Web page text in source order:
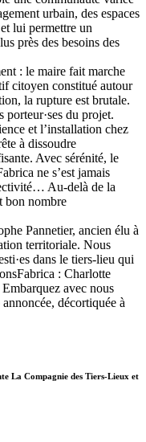
urbain, des espaces
lui permettre un
près des besoins des
: le maire fait marche
citoyen constitué autour
la rupture est brutale.
porteur·ses du projet.
et l’installation chez
à dissoudre
Avec sérénité, le
ne s’est jamais
Au-delà de la
bon nombre
Pannetier, ancien élu à
territoriale. Nous
dans le tiers-lieu qui
: Charlotte
avec nous
décortiquée à
La Compagnie des Tiers-Lieux et